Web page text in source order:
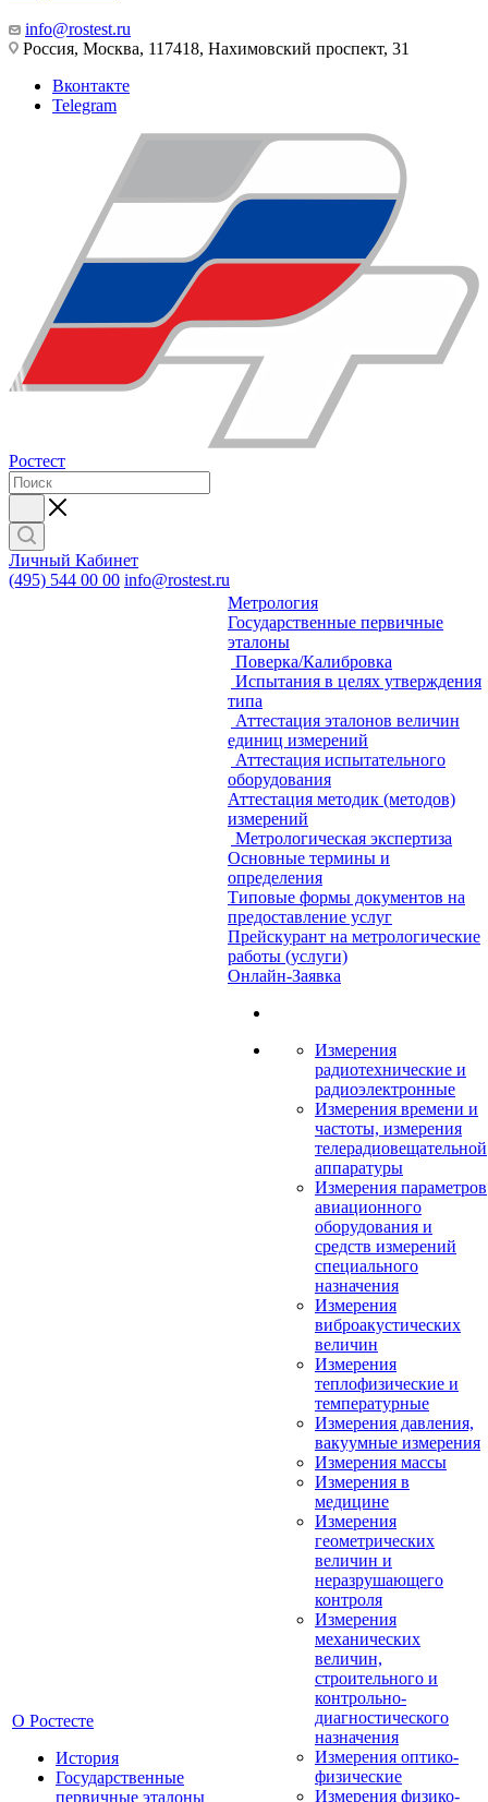
info@rostest.ru
Россия, Москва, 117418, Нахимовский проспект, 31
Вконтакте
Telegram
Ростест
Личный Кабинет
(495) 544 00 00 info@rostest.ru
О Ростесте
История
Государственные
первичные эталоны
Метрология
Государственные первичные
эталоны
Поверка/Калибровка
Испытания в целях утверждения
типа
Аттестация эталонов величин
единиц измерений
Аттестация испытательного
оборудования
Аттестация методик (методов)
измерений
Метрологическая экспертиза
Основные термины и
определения
Типовые формы документов на
предоставление услуг
Прейскурант на метрологические
работы (услуги)
Онлайн-Заявка
Измерения
радиотехнические и
радиоэлектронные
Измерения времени и
частоты, измерения
телерадиовещательной
аппаратуры
Измерения параметров
авиационного
оборудования и
средств измерений
специального
назначения
Измерения
виброакустических
величин
Измерения
теплофизические и
температурные
Измерения давления,
вакуумные измерения
Измерения массы
Измерения в
медицине
Измерения
геометрических
величин и
неразрушающего
контроля
Измерения
механических
величин,
строительного и
контрольно-
диагностического
назначения
Измерения оптико-
физические
Измерения физико-